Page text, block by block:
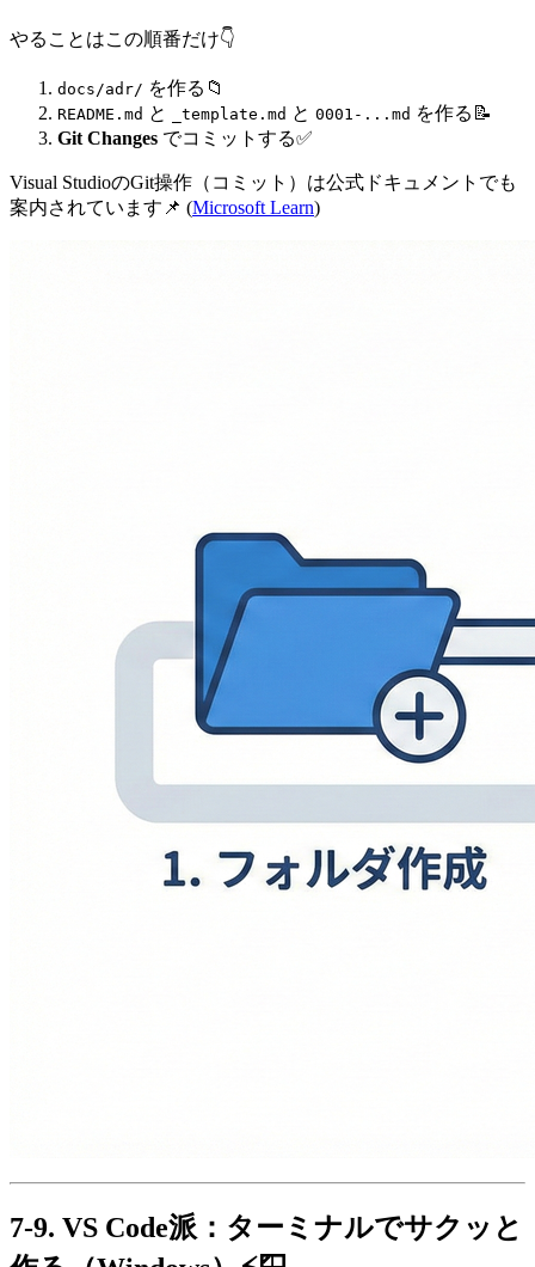
やることはこの順番だけ👇
docs/adr/ を作る📁
README.md と _template.md と 0001-...md を作る📝
Git Changes でコミットする✅
Visual StudioのGit操作（コミット）は公式ドキュメントでも
案内されています📌 (Microsoft Learn)
7-9. VS Code派：ターミナルでサクッと